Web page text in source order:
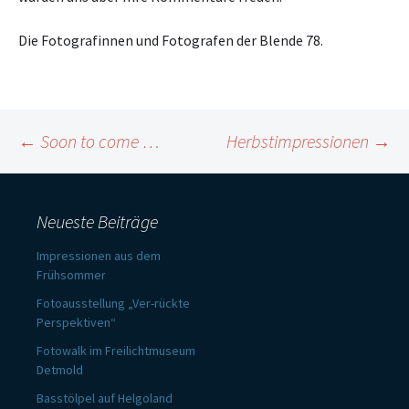
Die Fotografinnen und Fotografen der Blende 78.
Beitragsnavigation
← Soon to come … Herbstimpressionen →
Neueste Beiträge
Impressionen aus dem
Frühsommer
Fotoausstellung „Ver-rückte
Perspektiven“
Fotowalk im Freilichtmuseum
Detmold
Basstölpel auf Helgoland